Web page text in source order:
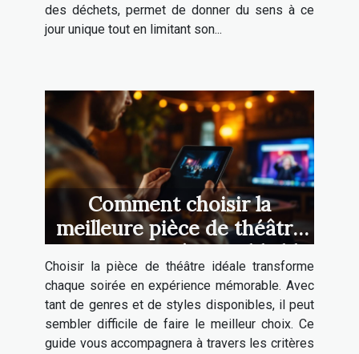
des déchets, permet de donner du sens à ce
jour unique tout en limitant son...
Comment choisir la
meilleure pièce de théâtre
pour une soirée inoubliable
?
Choisir la pièce de théâtre idéale transforme
chaque soirée en expérience mémorable. Avec
tant de genres et de styles disponibles, il peut
sembler difficile de faire le meilleur choix. Ce
guide vous accompagnera à travers les critères